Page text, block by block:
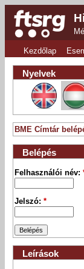
Kezdőlap
Nyelvek
BME Címtár
Belépés
Felhasználói név:
Jelszó:*
Leírások